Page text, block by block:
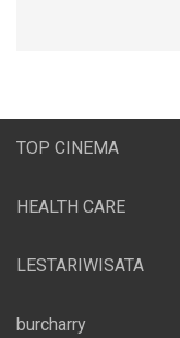
TOP CINEMA
HEALTH CARE
LESTARIWISATA
burcharry